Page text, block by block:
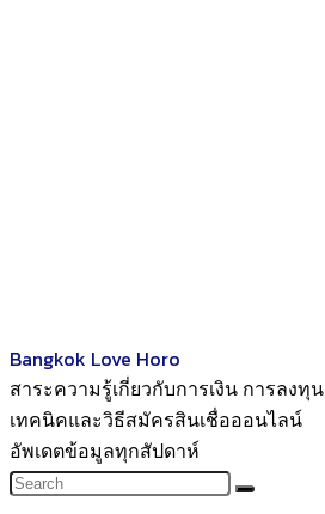
Bangkok Love Horo
สาระความรู้เกี่ยวกับการเงิน การลงทุน
เทคนิคและวิธีสมัครสินเชื่อออนไลน์
อัพเดตข้อมูลทุกสัปดาห์